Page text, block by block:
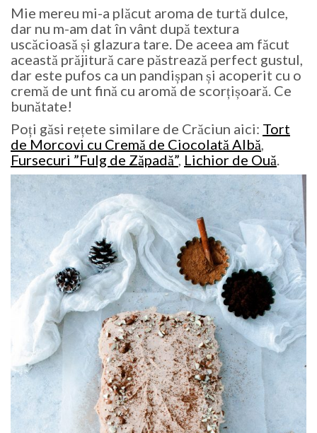
Mie mereu mi-a plăcut aroma de turtă dulce,
dar nu m-am dat în vânt după textura
uscăcioasă și glazura tare. De aceea am făcut
această prăjitură care păstrează perfect gustul,
dar este pufos ca un pandișpan și acoperit cu o
cremă de unt fină cu aromă de scorțișoară. Ce
bunătate!
Poți găsi rețete similare de Crăciun aici: Tort
de Morcovi cu Cremă de Ciocolată Albă,
Fursecuri ”Fulg de Zăpadă”, Lichior de Ouă.